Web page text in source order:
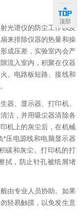
光谱仪的防尘工作以及
来排除仪器的热量和操
成压差，实验室内会产
流入室内，积聚在仪器
、电路板短路、接线和
、显示器、打印机、
洁，并用吸尘器清除各
机上的灰尘后，在机械
*压电源线和电脑显示器
碳和灰尘。打印机的打
拭，防止针孔被纸屑堵
由专业人员协助。如果
轻易触摸，以免发生意
顶部